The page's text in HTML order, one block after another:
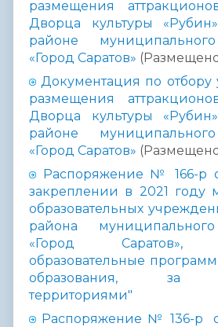
размещения
Дворца культуры
районе
«Город Саратов»
Документация по отбору
размещения
Дворца культуры
районе
«Город Саратов»
Распоряжение № 166-р
закреплении в 2021 году
образовательных
района
«Город Саратов»,
образовательные
образования, за
территориями"
Распоряжение № 136-р